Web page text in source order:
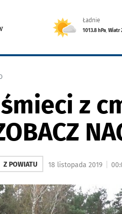
Ładnie
1013.8 hPa,Wiatr
z
Z POWIATU 18 listopada 2019